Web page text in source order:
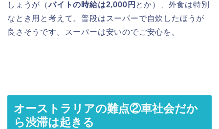
しょうが（バイトの時給は2,000円 とか）、外食は特別
なとき用と考えて。普段はスーパーで自炊したほうが
良さそうです。スーパーは安いのでご安心を。
オーストラリアの難点②車社会だか
ら渋滞は起きる